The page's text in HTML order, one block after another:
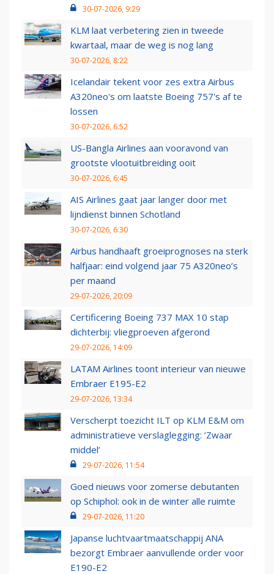
30-07-2026, 9:29
KLM laat verbetering zien in tweede
kwartaal, maar de weg is nog lang
30-07-2026, 8:22
Icelandair tekent voor zes extra Airbus
A320neo's om laatste Boeing 757's af te
lossen
30-07-2026, 6:52
US-Bangla Airlines aan vooravond van
grootste vlootuitbreiding ooit
30-07-2026, 6:45
AIS Airlines gaat jaar langer door met
lijndienst binnen Schotland
30-07-2026, 6:30
Airbus handhaaft groeiprognoses na sterk
halfjaar: eind volgend jaar 75 A320neo’s
per maand
29-07-2026, 20:09
Certificering Boeing 737 MAX 10 stap
dichterbij: vliegproeven afgerond
29-07-2026, 14:09
LATAM Airlines toont interieur van nieuwe
Embraer E195-E2
29-07-2026, 13:34
Verscherpt toezicht ILT op KLM E&M om
administratieve verslaglegging: ‘Zwaar
middel’
29-07-2026, 11:54
Goed nieuws voor zomerse debutanten
op Schiphol: ook in de winter alle ruimte
29-07-2026, 11:20
Japanse luchtvaartmaatschappij ANA
bezorgt Embraer aanvullende order voor
E190-E2